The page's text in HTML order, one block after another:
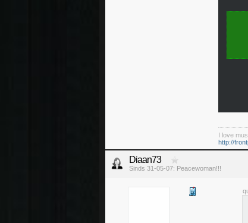
I love
http://
Diaan73
Sinds 31-05-07: Peacewoman!!!